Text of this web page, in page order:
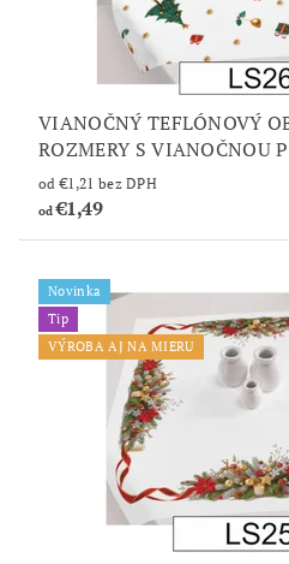
VIANOČNÝ TEFLÓNOVÝ
ROZMERY S VIANOČNOU
od €1,21 bez DPH
od€1,49
Novinka
Tip
VÝROBA AJ NA MIERU